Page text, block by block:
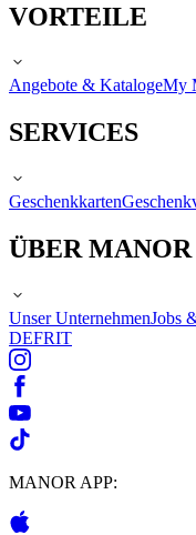
VORTEILE
Angebote & KatalogeMy
SERVICES
Geschenkkarten
ÜBER MANOR
Unser UnternehmenJobs
DEFRIT
MANOR APP: